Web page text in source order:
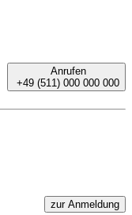
Anrufen
+49 (511) 000 000 000
zur Anmeldung